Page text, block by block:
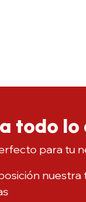
todo
para tu